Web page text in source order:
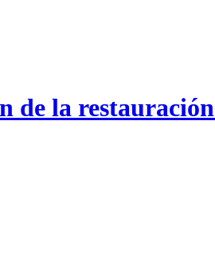
de la